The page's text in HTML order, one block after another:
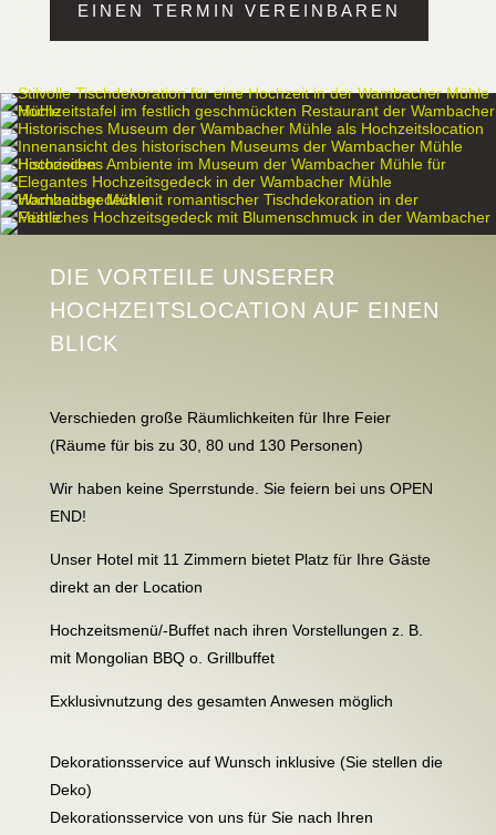
EINEN TERMIN VEREINBAREN
DIE VORTEILE UNSERER
HOCHZEITSLOCATION AUF EINEN
BLICK
Verschieden große Räumlichkeiten für Ihre Feier
(Räume für bis zu 30, 80 und 130 Personen)
Wir haben keine Sperrstunde. Sie feiern bei uns OPEN
END!
Unser Hotel mit 11 Zimmern bietet Platz für Ihre Gäste
direkt an der Location
Hochzeitsmenü/-Buffet nach ihren Vorstellungen z. B.
mit Mongolian BBQ o. Grillbuffet
Exklusivnutzung des gesamten Anwesen möglich
Dekorationsservice auf Wunsch inklusive (Sie stellen die
Deko)
Dekorationsservice von uns für Sie nach Ihren